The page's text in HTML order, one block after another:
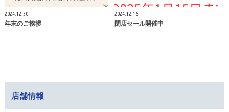
2024.12.30
年末のご挨拶
2024.12.16
閉店セール開催中
店舗情報